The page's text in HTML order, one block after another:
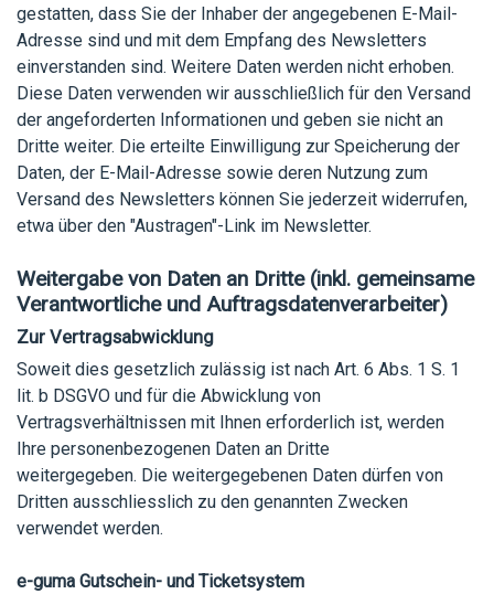
gestatten, dass Sie der Inhaber der angegebenen E-Mail-
Adresse sind und mit dem Empfang des Newsletters
einverstanden sind. Weitere Daten werden nicht erhoben.
Diese Daten verwenden wir ausschließlich für den Versand
der angeforderten Informationen und geben sie nicht an
Dritte weiter. Die erteilte Einwilligung zur Speicherung der
Daten, der E-Mail-Adresse sowie deren Nutzung zum
Versand des Newsletters können Sie jederzeit widerrufen,
etwa über den "Austragen"-Link im Newsletter.
Weitergabe von Daten an Dritte (inkl. gemeinsame
Verantwortliche und Auftragsdatenverarbeiter)
Zur Vertragsabwicklung
Soweit dies gesetzlich zulässig ist nach Art. 6 Abs. 1 S. 1
lit. b DSGVO und für die Abwicklung von
Vertragsverhältnissen mit Ihnen erforderlich ist, werden
Ihre personenbezogenen Daten an Dritte
weitergegeben. Die weitergegebenen Daten dürfen von
Dritten ausschliesslich zu den genannten Zwecken
verwendet werden.
e-guma Gutschein- und Ticketsystem